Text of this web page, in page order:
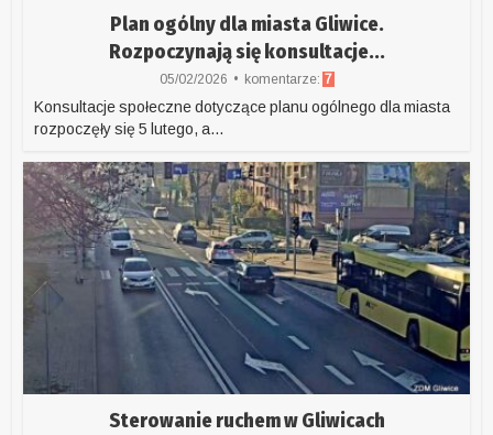
Plan ogólny dla miasta Gliwice.
Rozpoczynają się konsultacje...
05/02/2026 komentarze: 7
Konsultacje społeczne dotyczące planu ogólnego dla miasta
rozpoczęły się 5 lutego, a...
Sterowanie ruchem w Gliwicach